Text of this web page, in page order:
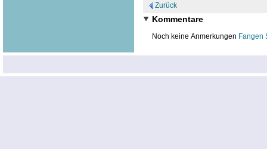
Zurück
Kommentare
Noch keine Anmerkungen Fangen